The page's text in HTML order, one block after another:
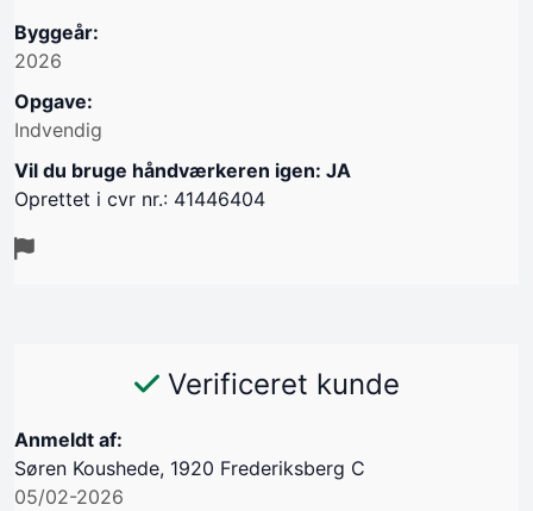
Byggeår:
2026
Opgave:
Indvendig
Vil du bruge håndværkeren igen: JA
Oprettet i cvr nr.: 41446404
Verificeret kunde
Anmeldt af:
Søren Koushede, 1920 Frederiksberg C
05/02-2026